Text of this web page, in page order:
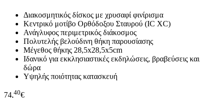
Διακοσμητικός δίσκος με χρυσαφί φινίρισμα
Κεντρικό μοτίβο Ορθόδοξου Σταυρού (IC XC)
Ανάγλυφος περιμετρικός διάκοσμος
Πολυτελής βελούδινη θήκη παρουσίασης
Μέγεθος θήκης 28,5x28,5x5cm
Ιδανικό για εκκλησιαστικές εκδηλώσεις, βραβεύσεις και
δώρα
Υψηλής ποιότητας κατασκευή
74,40€